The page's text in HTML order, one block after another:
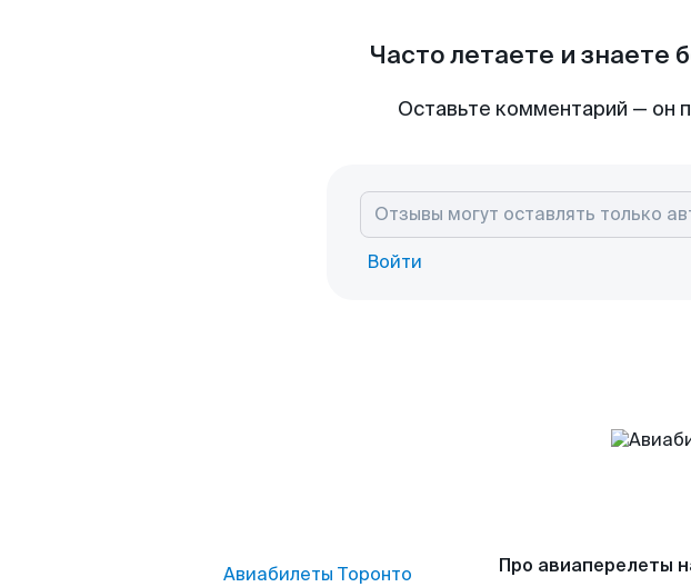
Часто летаете и знаете
Оставьте комментарий — он
Войти
Авиабилеты Торонто
Про авиаперелеты